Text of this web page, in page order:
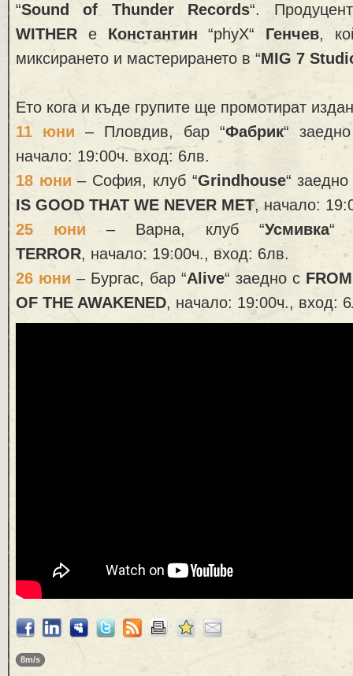
“Sound of Thunder Records“.
WITHER е Константин “phyX“ Генчев,
миксирането и мастерирането в “MIG 7
Ето кога и къде групите ще промотират
11 юни – Пловдив, бар “Фабрик“
начало: 19:00ч. вход: 6лв.
18 юни – София, клуб “Grindhouse“
IS GOOD THAT WE NEVER MET, начало:
25 юни – Варна, клуб “Усмивка“
TERROR, начало: 19:00ч., вход: 6лв.
26 юни – Бургас, бар “Alive“ заедно с
OF THE AWAKENED, начало: 19:00ч., вход:
8m/s